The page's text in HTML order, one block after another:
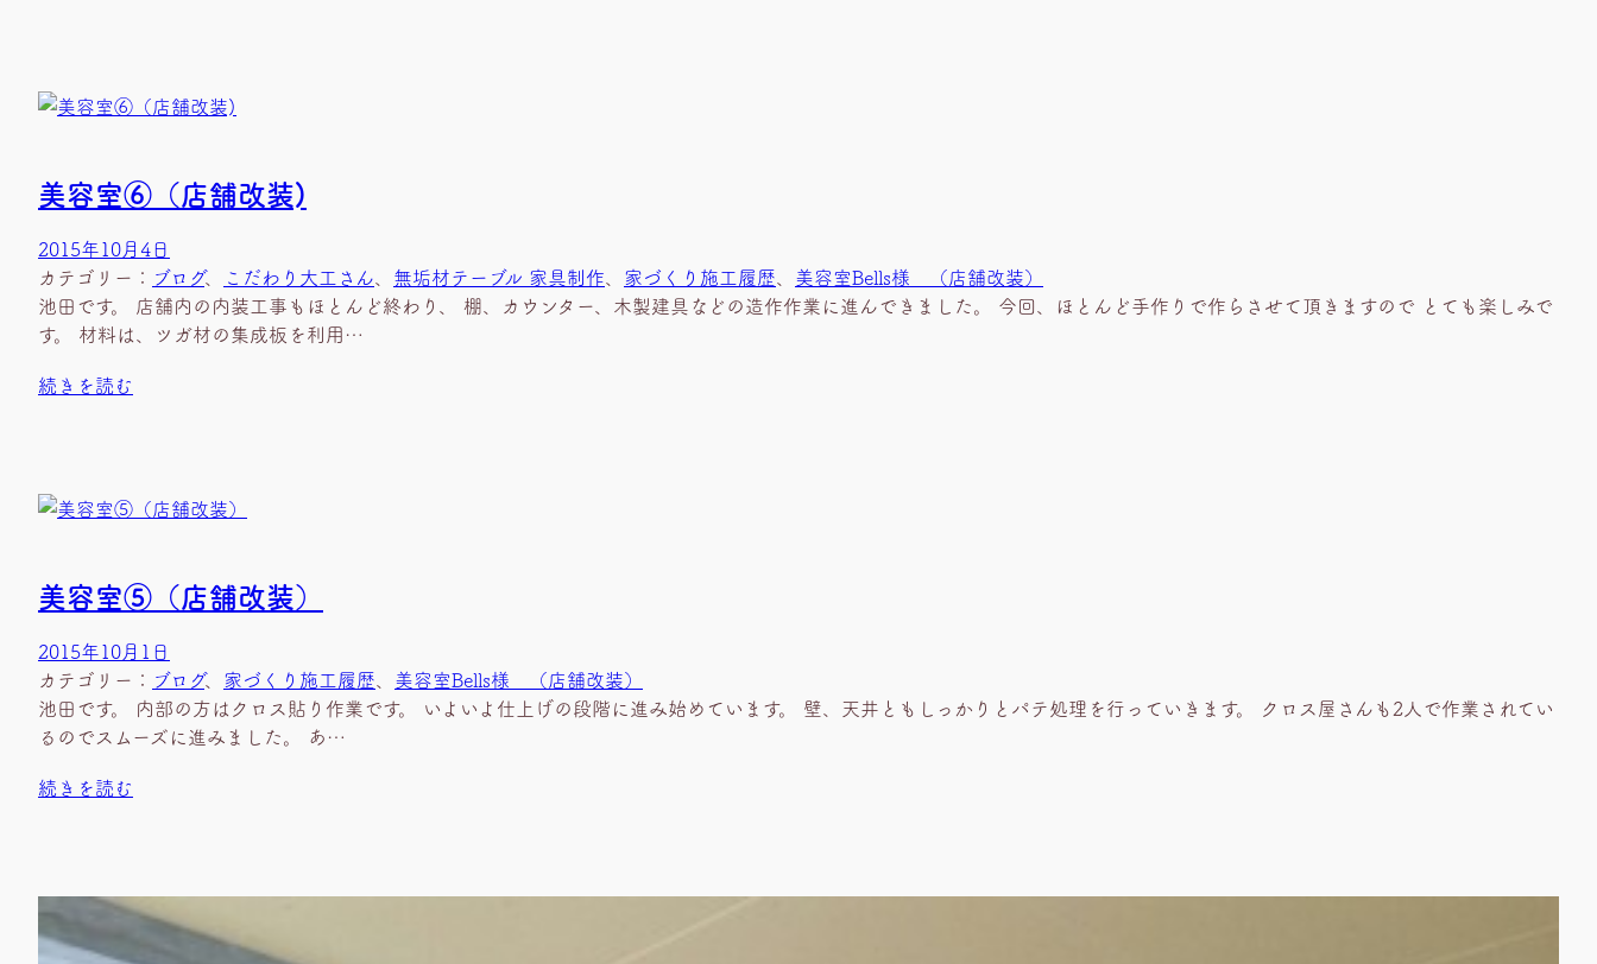
美容室⑥（店舗改装)
2015年10月4日
カテゴリー： ブログ、 こだわり大工さん、 無垢材テーブル 家具制作、 家づくり施工履歴、 美容室Bells様 （店舗改装）
池田です。 店舗内の内装工事もほとんど終わり、 棚、カウンター、木製建具などの造作作業に進んできました。 今回、ほとんど手作りで作らさせて頂きますので とても楽しみで
す。 材料は、ツガ材の集成板を利用…
続きを読む
美容室⑤（店舗改装）
2015年10月1日
カテゴリー： ブログ、 家づくり施工履歴、 美容室Bells様 （店舗改装）
池田です。 内部の方はクロス貼り作業です。 いよいよ仕上げの段階に進み始めています。 壁、天井ともしっかりとパテ処理を行っていきます。 クロス屋さんも2人で作業されてい
るのでスムーズに進みました。 あ…
続きを読む